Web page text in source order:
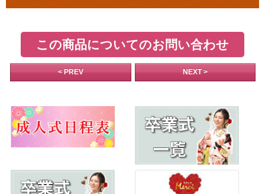
この商品についてのお問い合わせ
< PREV NEXT >